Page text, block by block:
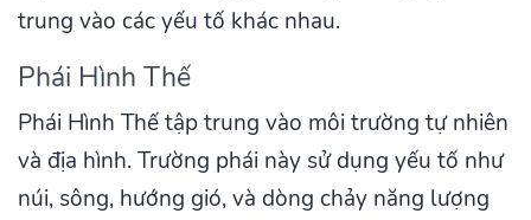
trung vào các yếu tố khác nhau.
Phái Hình Thế
Phái Hình Thế tập trung vào môi trường tự nhiên
và địa hình. Trường phái này sử dụng yếu tố như
núi, sông, hướng gió, và dòng chảy năng lượng